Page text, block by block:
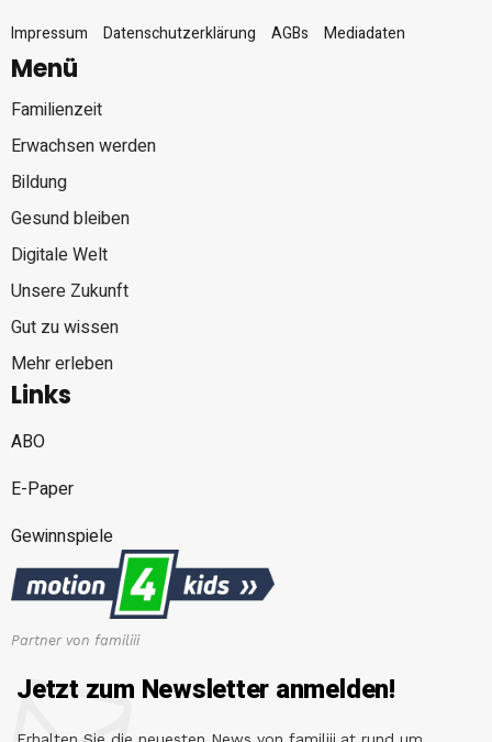
Impressum
Datenschutzerklärung AGBs Mediadaten
Menü
Familienzeit
Erwachsen werden
Bildung
Gesund bleiben
Digitale Welt
Unsere Zukunft
Gut zu wissen
Mehr erleben
Links
ABO
E-Paper
Gewinnspiele
Partner von familiii
Jetzt zum Newsletter anmelden!